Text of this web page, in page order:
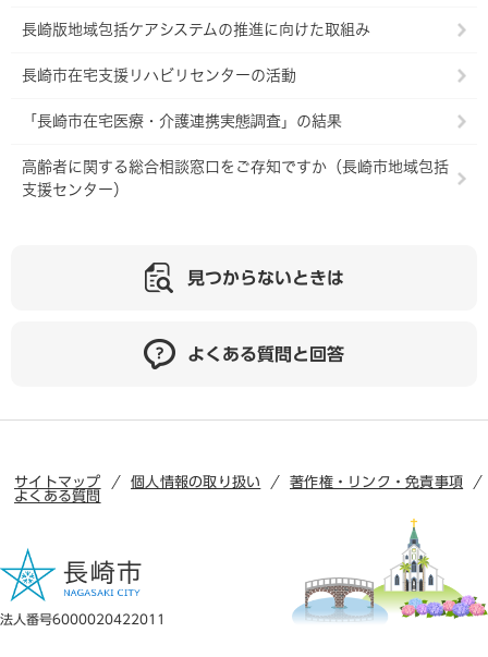
長崎版地域包括ケアシステムの推進に向けた取組み
長崎市在宅支援リハビリセンターの活動
「長崎市在宅医療・介護連携実態調査」の結果
高齢者に関する総合相談窓口をご存知ですか（長崎市地域包括
支援センター）
見つからないときは
よくある質問と回答
サイトマップ 個人情報の取り扱い
著作権・リンク・免責事項
よくある質問
法人番号6000020422011